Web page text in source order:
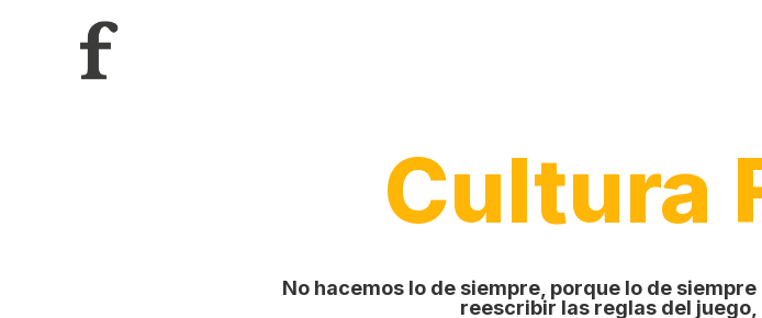
Cultura
No hacemos lo de siempre, porque lo de
reescribir las reglas del